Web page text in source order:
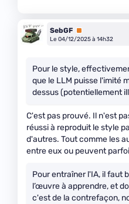
SebGF Premium
Le 04/12/2025 à 14h32
Pour le style,
que le LLM puisse l'imité
dessus (potentiellement
C'est pas prouvé. Il n'est
réussi à reproduit le style
d'autres. Tout comme les
entre eux ou peuvent
Pour entraîner l'IA, il faut
l’œuvre à apprendre, et
c'est de la contrefaçon,